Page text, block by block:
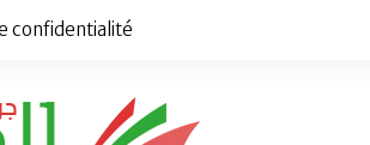
confidentialité